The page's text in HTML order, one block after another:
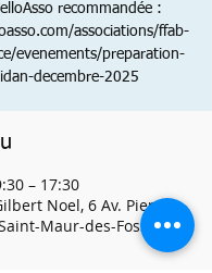
recommandée :
associations/ffab-
evenements/preparation-
decembre-2025
– 17:30
Noel, 6 Av. Pierre
Maur-des-Fossés,